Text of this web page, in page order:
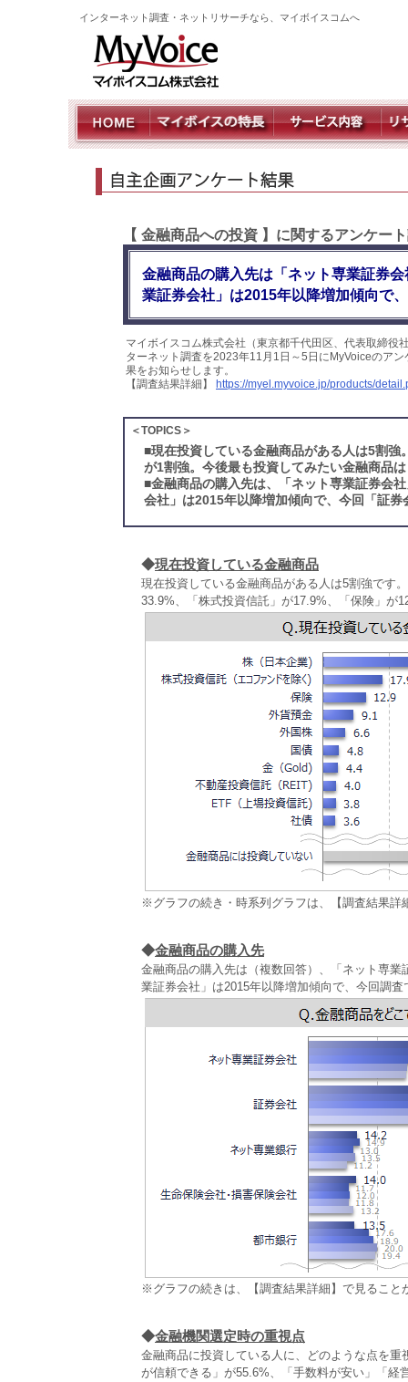
インターネット調査・ネットリサーチなら、マイボイスコムへ
【 金融商品への投資 】に関するアンケー
金融商品の購入先は「ネット専業証券
業証券会社」は2015年以降増加傾向で
マイボイスコム株式会社（東京都千代田区、代表取締
ターネット調査を2023年11月1日～5日にMyVoiceのア
果をお知らせします。
【調査結果詳細】
https://myel.myvoice.jp/products/
＜TOPICS＞
■現在投資している金融商品がある人は5割
が1割強。今後最も投資してみたい金融商品
■金融商品の購入先は、「ネット専業証券会
会社」は2015年以降増加傾向で、今回「証券
◆現在投資している金融商品
現在投資している金融商品がある人は5割強です
33.9%、「株式投資信託」が17.9%、「保険」が
※グラフの続き・時系列グラフは、【調査結果詳
◆金融商品の購入先
金融商品の購入先は（複数回答）、「ネット専
業証券会社」は2015年以降増加傾向で、今回調
※グラフの続きは、【調査結果詳細】で見ること
◆金融機関選定時の重視点
金融商品に投資している人に、どのような点を
が信頼できる」が55.6%、「手数料が安い」「